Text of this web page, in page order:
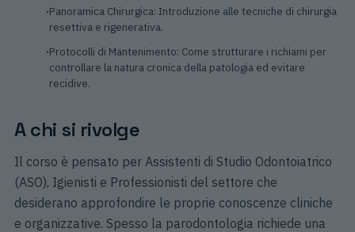
Panoramica Chirurgica: Introduzione alle tecniche di chirurgia
resettiva e rigenerativa.
Protocolli di Mantenimento: Come strutturare i richiami per
controllare la natura cronica della patologia ed evitare
recidive.
A chi si rivolge
Il corso è pensato per Assistenti di Studio Odontoiatrico
(ASO), Igienisti e Professionisti del settore che
desiderano approfondire le proprie conoscenze cliniche
e organizzative. Spesso la parodontologia richiede una